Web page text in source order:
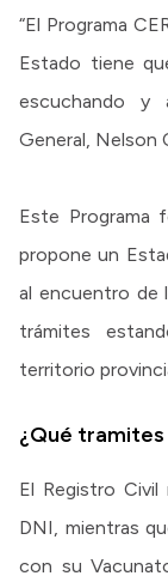
“El Programa
Estado tiene
escuchando y
General, Nelson
Este Programa
propone un
al encuentro de
trámites
territorio
¿Qué
El Registro Civil
DNI, mientras
con su